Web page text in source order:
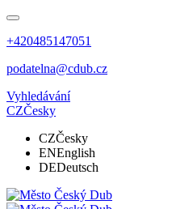
+420485147051
podatelna@cdub.cz
Vyhledávání
CZČesky
CZČesky
ENEnglish
DEDeutsch